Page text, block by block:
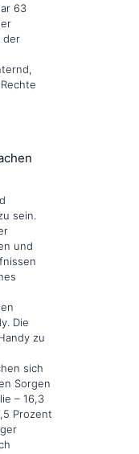
63
der
sein.
und
Die
zu
sich
Sorgen
– 16,3
Prozent